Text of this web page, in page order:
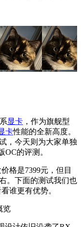
显卡 ，作为旗舰型
卡性能的全新高度。
，今天则为大家单独
OC的评测。
格是7399元，但目
。下面的测试我们也
谁更有优势。
览